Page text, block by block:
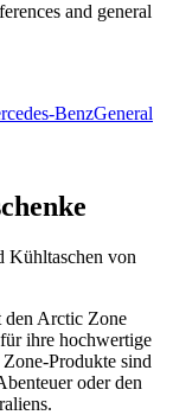
and general
BenzGeneral
Kühltaschen von
Arctic Zone
ihre hochwertige
Produkte sind
oder den